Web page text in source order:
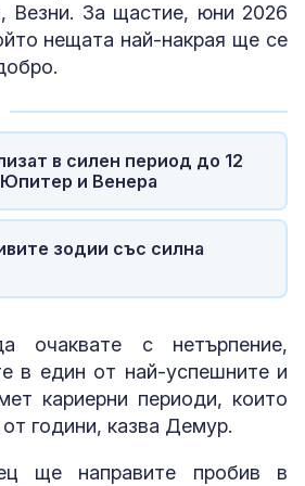
Везни. За щастие, юни 2026
нещата най-накрая ще се
в силен период до 12
и Венера
зодии със силна
очаквате с нетърпение,
в един от най-успешните и
кариерни периоди, които
години, казва Демур.
ще направите пробив в